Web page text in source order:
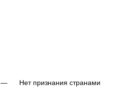
— Нет признания странами